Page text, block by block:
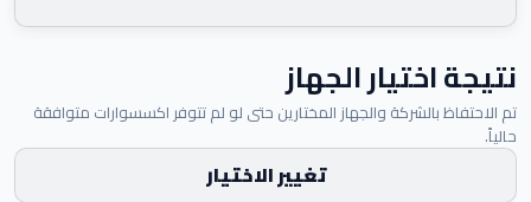
نتيجة اختيار الجهاز
تم الاحتفاظ بالشركة والجهاز المختارين حتى لو لم تتوفر اكسسوارات متوافقة
حالياً.
تغيير الاختيار